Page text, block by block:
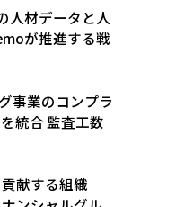
人材データと人
が推進する戦
事業のコンプラ
統合 監査工数
献する組織